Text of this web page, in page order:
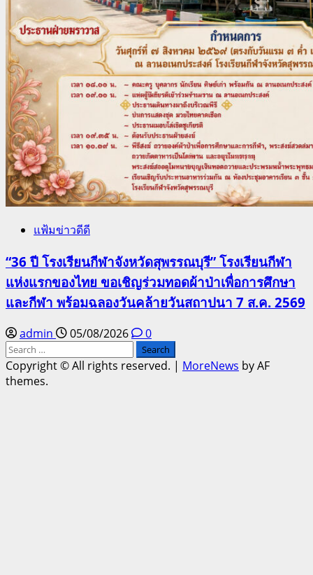
แฟ้มข่าวดีดี
“36 ปี โรงเรียนกีฬาจังหวัดสุพรรณบุรี” โรงเรียนกีฬา
แห่งแรกของไทย ขอเชิญร่วมทอดผ้าป่าเพื่อการศึกษา
และกีฬา พร้อมฉลองวันคล้ายวันสถาปนา 7 ส.ค. 2569
admin 05/08/2026
0
Search
for:
Copyright © All rights reserved. | MoreNews by AF
themes.